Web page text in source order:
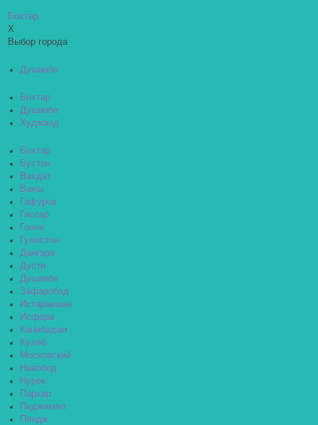
Бохтар
X
Выбор города
Душанбе
Бохтар
Душанбе
Худжанд
Бохтар
Бустон
Вахдат
Вахш
Гафуров
Гиссар
Гончи
Гулистон
Дангара
Дусти
Душанбе
Зафаробод
Истаравшан
Исфара
Канибадам
Куляб
Московский
Навобод
Нурек
Пархар
Педжикент
Пяндж